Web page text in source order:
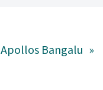
Apollos Bangalu »